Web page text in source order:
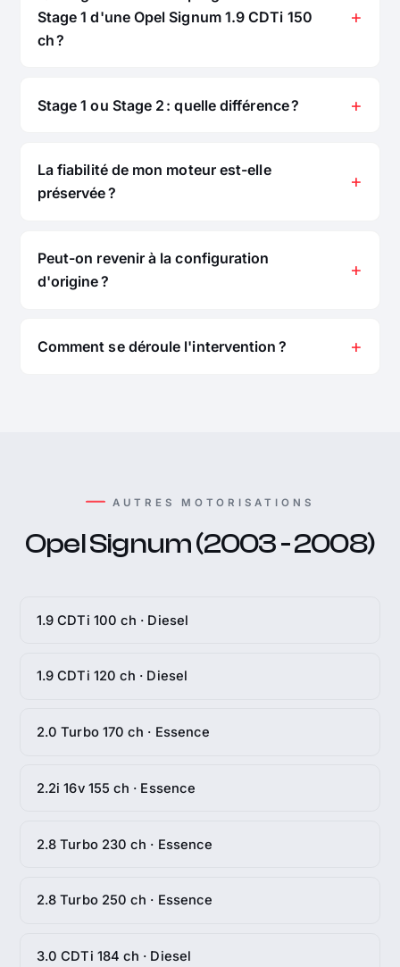
Stage 1 d'une Opel Signum 1.9 CDTi 150
ch ?
Stage 1 ou Stage 2 : quelle différence ?
La fiabilité de mon moteur est-elle
préservée ?
Peut-on revenir à la configuration
d'origine ?
Comment se déroule l'intervention ?
AUTRES MOTORISATIONS
Opel Signum (2003 - 2008)
1.9 CDTi 100 ch · Diesel
1.9 CDTi 120 ch · Diesel
2.0 Turbo 170 ch · Essence
2.2i 16v 155 ch · Essence
2.8 Turbo 230 ch · Essence
2.8 Turbo 250 ch · Essence
3.0 CDTi 184 ch · Diesel